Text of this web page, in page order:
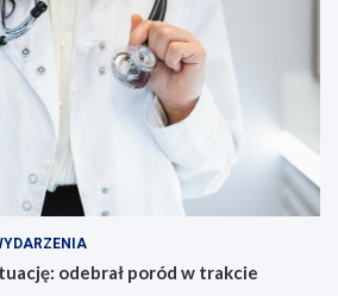
odebrał poród w trakcie